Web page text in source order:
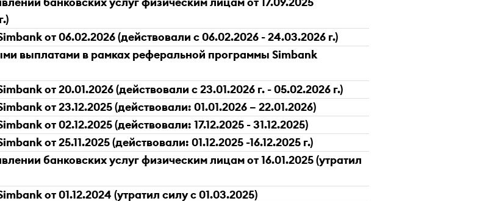
банковских услуг физическим лицам от 17.09.2025
от 06.02.2026 (действовали с 06.02.2026 - 24.03.2026 г.)
выплатами в рамках реферальной программы Simbank
от 20.01.2026 (действовали с 23.01.2026 г. - 05.02.2026 г.)
от 23.12.2025 (действовали: 01.01.2026 – 22.01.2026)
от 02.12.2025 (действовали: 17.12.2025 - 31.12.2025)
от 25.11.2025 (действовали: 01.12.2025 -16.12.2025 г.)
банковских услуг физическим лицам от 16.01.2025 (утратил
от 01.12.2024 (утратил силу с 01.03.2025)